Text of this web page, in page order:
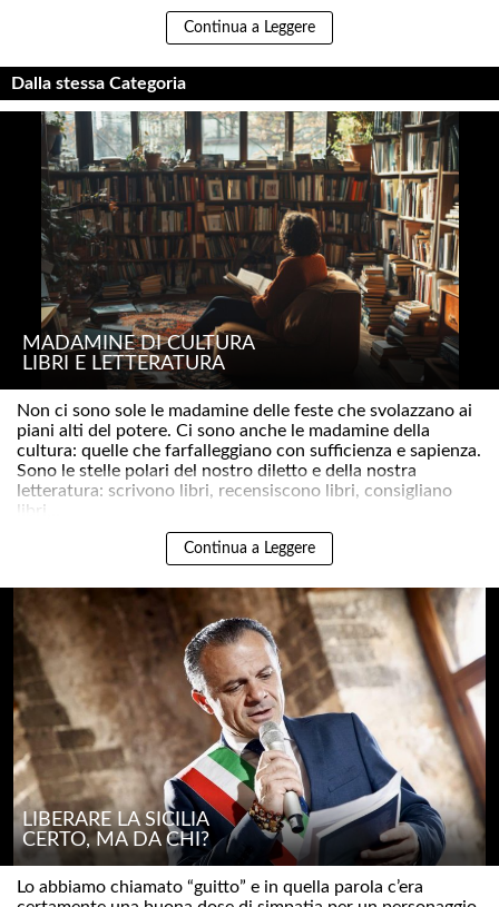
Continua a Leggere
Dalla stessa Categoria
MADAMINE DI CULTURA
LIBRI E LETTERATURA
Non ci sono sole le madamine delle feste che svolazzano ai
piani alti del potere. Ci sono anche le madamine della
cultura: quelle che farfalleggiano con sufficienza e sapienza.
Sono le stelle polari del nostro diletto e della nostra
letteratura: scrivono libri, recensiscono libri, consigliano
libri,..
Continua a Leggere
LIBERARE LA SICILIA
CERTO, MA DA CHI?
Lo abbiamo chiamato “guitto” e in quella parola c’era